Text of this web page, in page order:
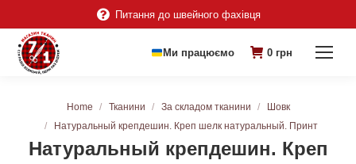
Питання до швейного фахівця
Ми працюємо 0 грн
Натуральный крепдешин. Креп
You are here:
Home Тканини За складом тканини
Шовк
Натуральный крепдешин. Креп шелк натуральный. Принт